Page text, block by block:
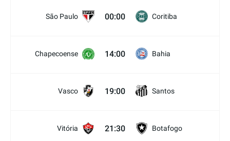
São Paulo 00:00 Coritiba
Chapecoense 14:00 Bahia
Vasco 19:00 Santos
Vitória 21:30 Botafogo